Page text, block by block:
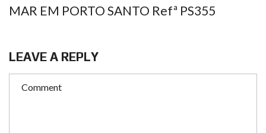
MAR EM PORTO SANTO Refª PS355
LEAVE A REPLY